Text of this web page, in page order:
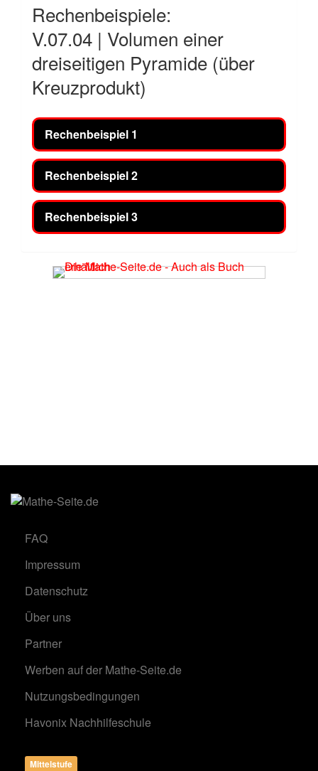
Rechenbeispiele:
V.07.04 | Volumen einer
dreiseitigen Pyramide (über
Kreuzprodukt)
Rechenbeispiel 1
Rechenbeispiel 2
Rechenbeispiel 3
FAQ
Impressum
Datenschutz
Über uns
Partner
Werben auf der Mathe-Seite.de
Nutzungsbedingungen
Havonix Nachhilfeschule
Mittelstufe